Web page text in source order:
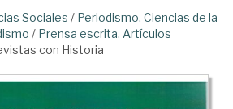
Sociales / Periodismo. Ciencias de la
/ Prensa escrita. Artículos
con Historia